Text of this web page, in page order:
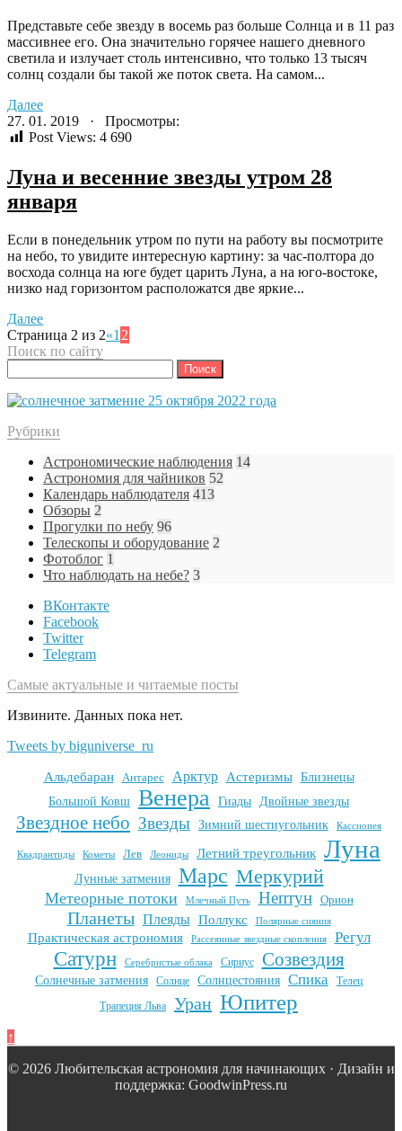
Представьте себе звезду в восемь раз больше Солнца и в 11 раз
массивнее его. Она значительно горячее нашего дневного
светила и излучает столь интенсивно, что только 13 тысяч
солнц создали бы такой же поток света. На самом...
Далее
27. 01. 2019 · Просмотры:
Post Views: 4 690
Луна и весенние звезды утром 28
января
Если в понедельник утром по пути на работу вы посмотрите
на небо, то увидите интересную картину: за час-полтора до
восхода солнца на юге будет царить Луна, а на юго-востоке,
низко над горизонтом расположатся две яркие...
Далее
Страница 2 из 2«1 2
Поиск по сайту
Рубрики
Астрономические наблюдения 14
Астрономия для чайников 52
Календарь наблюдателя 413
Обзоры 2
Прогулки по небу 96
Телескопы и оборудование 2
Фотоблог 1
Что наблюдать на небе? 3
ВКонтакте
Facebook
Twitter
Telegram
Самые актуальные и читаемые посты
Извините. Данных пока нет.
Tweets by biguniverse_ru
Альдебаран Антарес Арктур Астеризмы
Близнецы
Большой Ковш Венера Гиады Двойные звезды
Звездное небо Звезды Зимний шестиугольник Кассиопея
Квадрантиды Кометы Лев Леониды Летний треугольник Луна
Лунные затмения Марс Меркурий
Метеорные потоки Млечный Путь Нептун Орион
Планеты Плеяды Поллукс Полярные сияния
Практическая астрономия Рассеянные звездные скопления Регул
Сатурн Серебристые облака Сириус Созвездия
Солнечные затмения Солнце Солнцестояния Спика
Телец
Трапеция Льва
Уран Юпитер
↑
© 2026 Любительская астрономия для начинающих · Дизайн и
поддержка: GoodwinPress.ru